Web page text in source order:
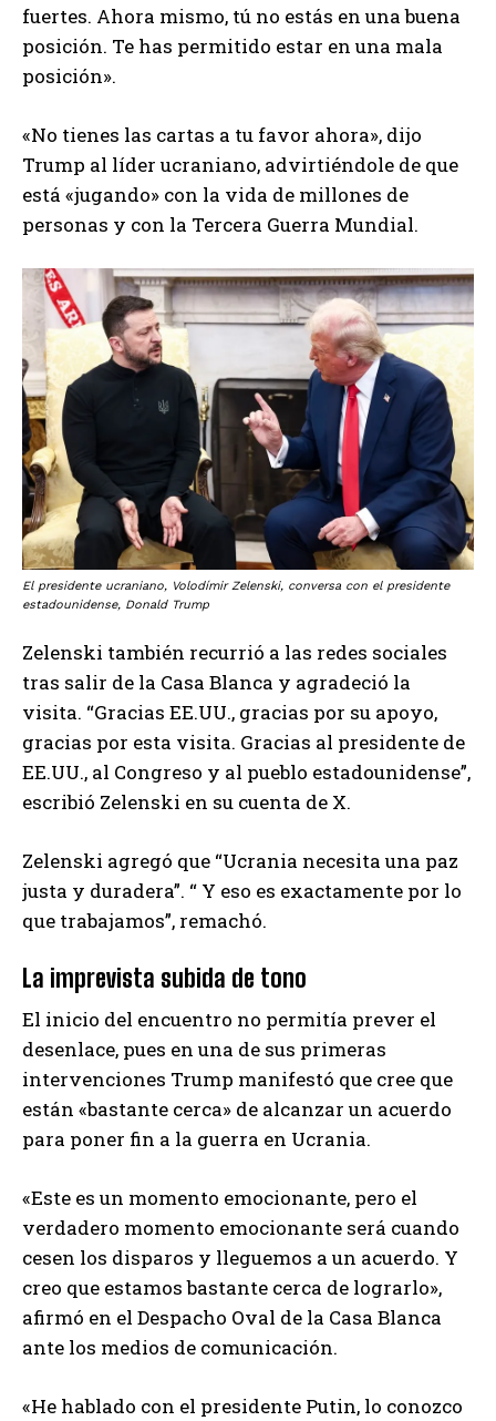
fuertes. Ahora mismo, tú no estás en una buena
posición. Te has permitido estar en una mala
posición».
«No tienes las cartas a tu favor ahora», dijo
Trump al líder ucraniano, advirtiéndole de que
está «jugando» con la vida de millones de
personas y con la Tercera Guerra Mundial.
El presidente ucraniano, Volodímir Zelenski, conversa con el presidente
estadounidense, Donald Trump
Zelenski también recurrió a las redes sociales
tras salir de la Casa Blanca y agradeció la
visita. “Gracias EE.UU., gracias por su apoyo,
gracias por esta visita. Gracias al presidente de
EE.UU., al Congreso y al pueblo estadounidense”,
escribió Zelenski en su cuenta de X.
Zelenski agregó que “Ucrania necesita una paz
justa y duradera”. “ Y eso es exactamente por lo
que trabajamos”, remachó.
La imprevista subida de tono
El inicio del encuentro no permitía prever el
desenlace, pues en una de sus primeras
intervenciones Trump manifestó que cree que
están «bastante cerca» de alcanzar un acuerdo
para poner fin a la guerra en Ucrania.
«Este es un momento emocionante, pero el
verdadero momento emocionante será cuando
cesen los disparos y lleguemos a un acuerdo. Y
creo que estamos bastante cerca de lograrlo»,
afirmó en el Despacho Oval de la Casa Blanca
ante los medios de comunicación.
«He hablado con el presidente Putin, lo conozco